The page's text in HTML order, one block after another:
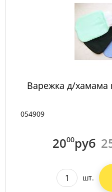
Варежка д/хамама
054909
2000руб
шт.